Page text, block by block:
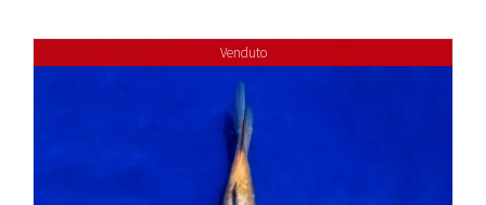
Venduto